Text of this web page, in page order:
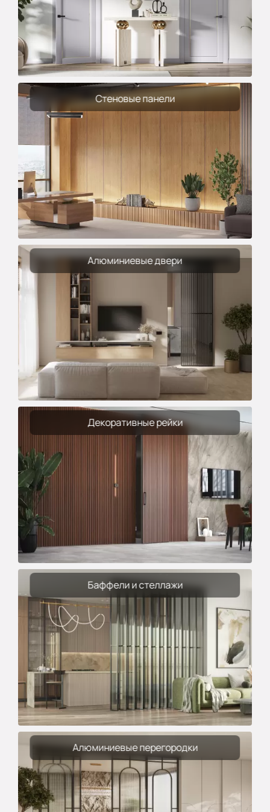
Стеновые панели
Алюминиевые двери
Декоративные рейки
Баффели и стеллажи
Алюминиевые перегородки